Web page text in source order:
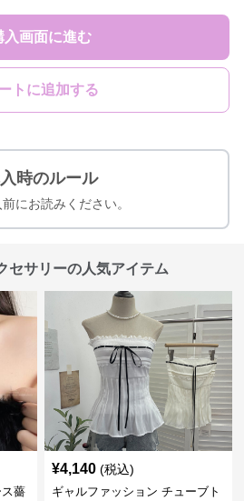
入画面に進む
トに追加する
時のルール
にお読みください。
セサリーの人気アイテム
薔
¥4,140 (税込)
ギャルファッション チューブト